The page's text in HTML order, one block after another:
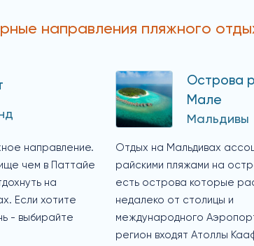
направления пляжного
направление.
чем в Паттайе
на
Если хотите
- выбирайте
Острова
Мале
Мальдивы
Отдых на Мальдивах
райскими пляжами на
есть острова которые
недалеко от столицы и
международного
регион входят Атоллы